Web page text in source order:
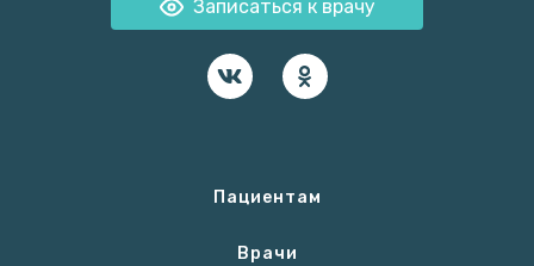
Записаться к врачу
Пациентам
Врачи